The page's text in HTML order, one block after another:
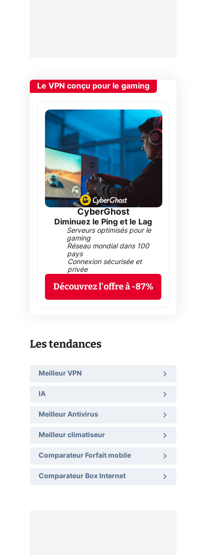
Le VPN conçu pour le gaming
CyberGhost
Diminuez le Ping et le Lag
Serveurs optimisés pour le
gaming
Réseau mondial dans 100
pays
Connexion sécurisée et
privée
Découvrez l'offre à -87%
Les tendances
Meilleur VPN
IA
Meilleur Antivirus
Meilleur climatiseur
Comparateur Forfait mobile
Comparateur Box Internet